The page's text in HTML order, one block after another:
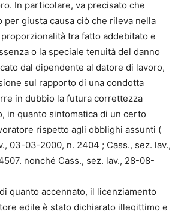
In particolare, va precisato che
per giusta causa ciò che rileva nella
tra fatto addebitato e
o la speciale tenuità del danno
dal dipendente al datore di lavoro,
sul rapporto di una condotta
in dubbio la futura correttezza
in quanto sintomatica di un certo
rispetto agli obblighi assunti (
03-03-2000, n. 2404 ; Cass., sez. lav.,
nonché Cass., sez. lav., 28-08-
quanto accennato, il licenziamento
edile è stato dichiarato illegittimo e